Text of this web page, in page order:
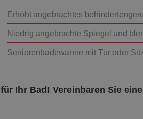
Erhöht angebrachtes
Niedrig angebrachte Spiegel und
Seniorenbadewanne mit Tür oder
Ihr Bad! Vereinbaren Sie